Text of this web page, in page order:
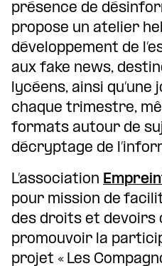
présence de
propose un atelier
développement de
aux fake news,
lycéens, ainsi
chaque trimestre,
formats autour de
décryptage de
L’association
pour mission de
des droits et devoirs
promouvoir la
projet « Les